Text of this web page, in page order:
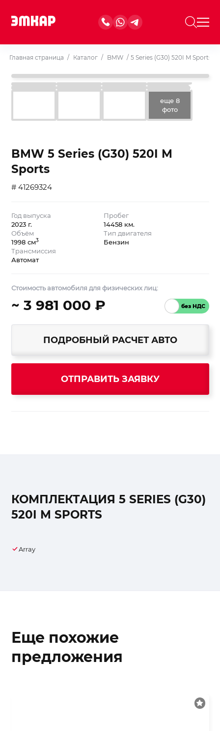
Главная страница / Каталог / BMW / 5 Series (G30) 520I M Sports
еще 8
фото
BMW 5 Series (G30) 520I M
Sports
# 41269324
Год выпуска
2023 г.
Пробег
14458 км.
Объём
1998 см3
Тип двигателя
Бензин
Трансмиссия
Автомат
Стоимость автомобиля для физических лиц:
~ 3 981 000 ₽
ПОДРОБНЫЙ РАСЧЕТ АВТО
ОТПРАВИТЬ ЗАЯВКУ
КОМПЛЕКТАЦИЯ 5 SERIES (G30)
520I M SPORTS
Array
Еще похожие
предложения